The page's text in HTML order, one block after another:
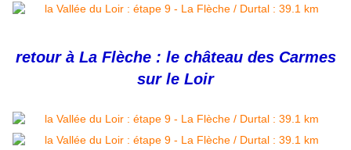
retour à La Flèche : le château des Carmes
sur le Loir